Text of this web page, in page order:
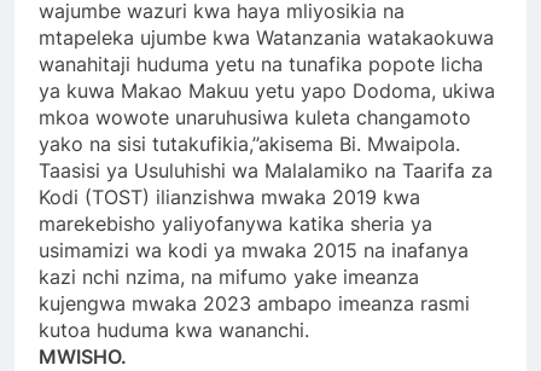
wajumbe wazuri kwa haya mliyosikia na
mtapeleka ujumbe kwa Watanzania watakaokuwa
wanahitaji huduma yetu na tunafika popote licha
ya kuwa Makao Makuu yetu yapo Dodoma, ukiwa
mkoa wowote unaruhusiwa kuleta changamoto
yako na sisi tutakufikia,’’akisema Bi. Mwaipola.
Taasisi ya Usuluhishi wa Malalamiko na Taarifa za
Kodi (TOST) ilianzishwa mwaka 2019 kwa
marekebisho yaliyofanywa katika sheria ya
usimamizi wa kodi ya mwaka 2015 na inafanya
kazi nchi nzima, na mifumo yake imeanza
kujengwa mwaka 2023 ambapo imeanza rasmi
kutoa huduma kwa wananchi.
MWISHO.